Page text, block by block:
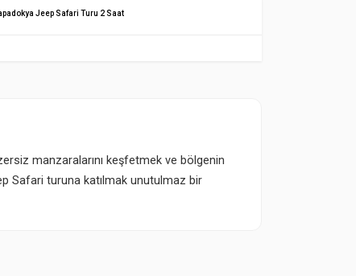
Jeep Safari Turu 2 Saat
manzaralarını keşfetmek ve bölgenin
Safari turuna katılmak unutulmaz bir